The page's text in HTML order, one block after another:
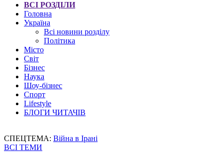
ВСІ РОЗДІЛИ
Головна
Україна
Всі новини розділу
Політика
Місто
Світ
Бізнес
Наука
Шоу-бізнес
Спорт
Lifestyle
БЛОГИ ЧИТАЧІВ
СПЕЦТЕМА: Війна в Ірані
ВСІ ТЕМИ